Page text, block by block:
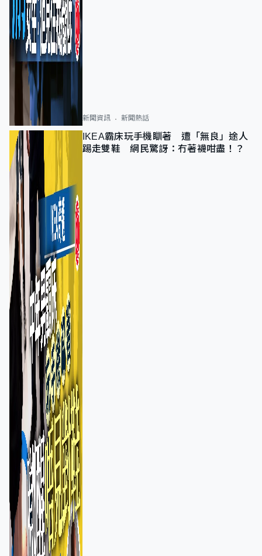
新聞資訊 新聞熱話
IKEA霸床玩手機瞓著 遭「無良」途人
踢走雙鞋 網民驚訝：冇著襪咁盡！？